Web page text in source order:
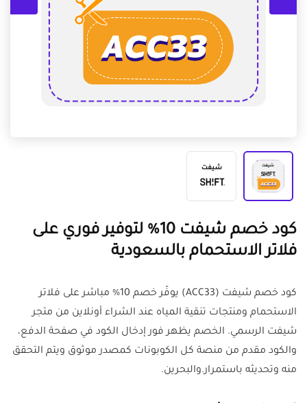
كود خصم شيفت 10% لتوفير فوري على
فلاتر الاستحمام بالسعودية
كود خصم شيفت (ACC33) يوفّر خصم 10% مباشر على فلاتر
الاستحمام ومنتجات تنقية المياه عند الشراء أونلاين من متجر
شيفت الرسمي. الخصم يظهر فور إدخال الكود في صفحة الدفع،
والكود مقدم من منصة كل الكوبونات كمصدر موثوق ويتم التحقق
منه وتحديثه باستمرار.والبحرين.